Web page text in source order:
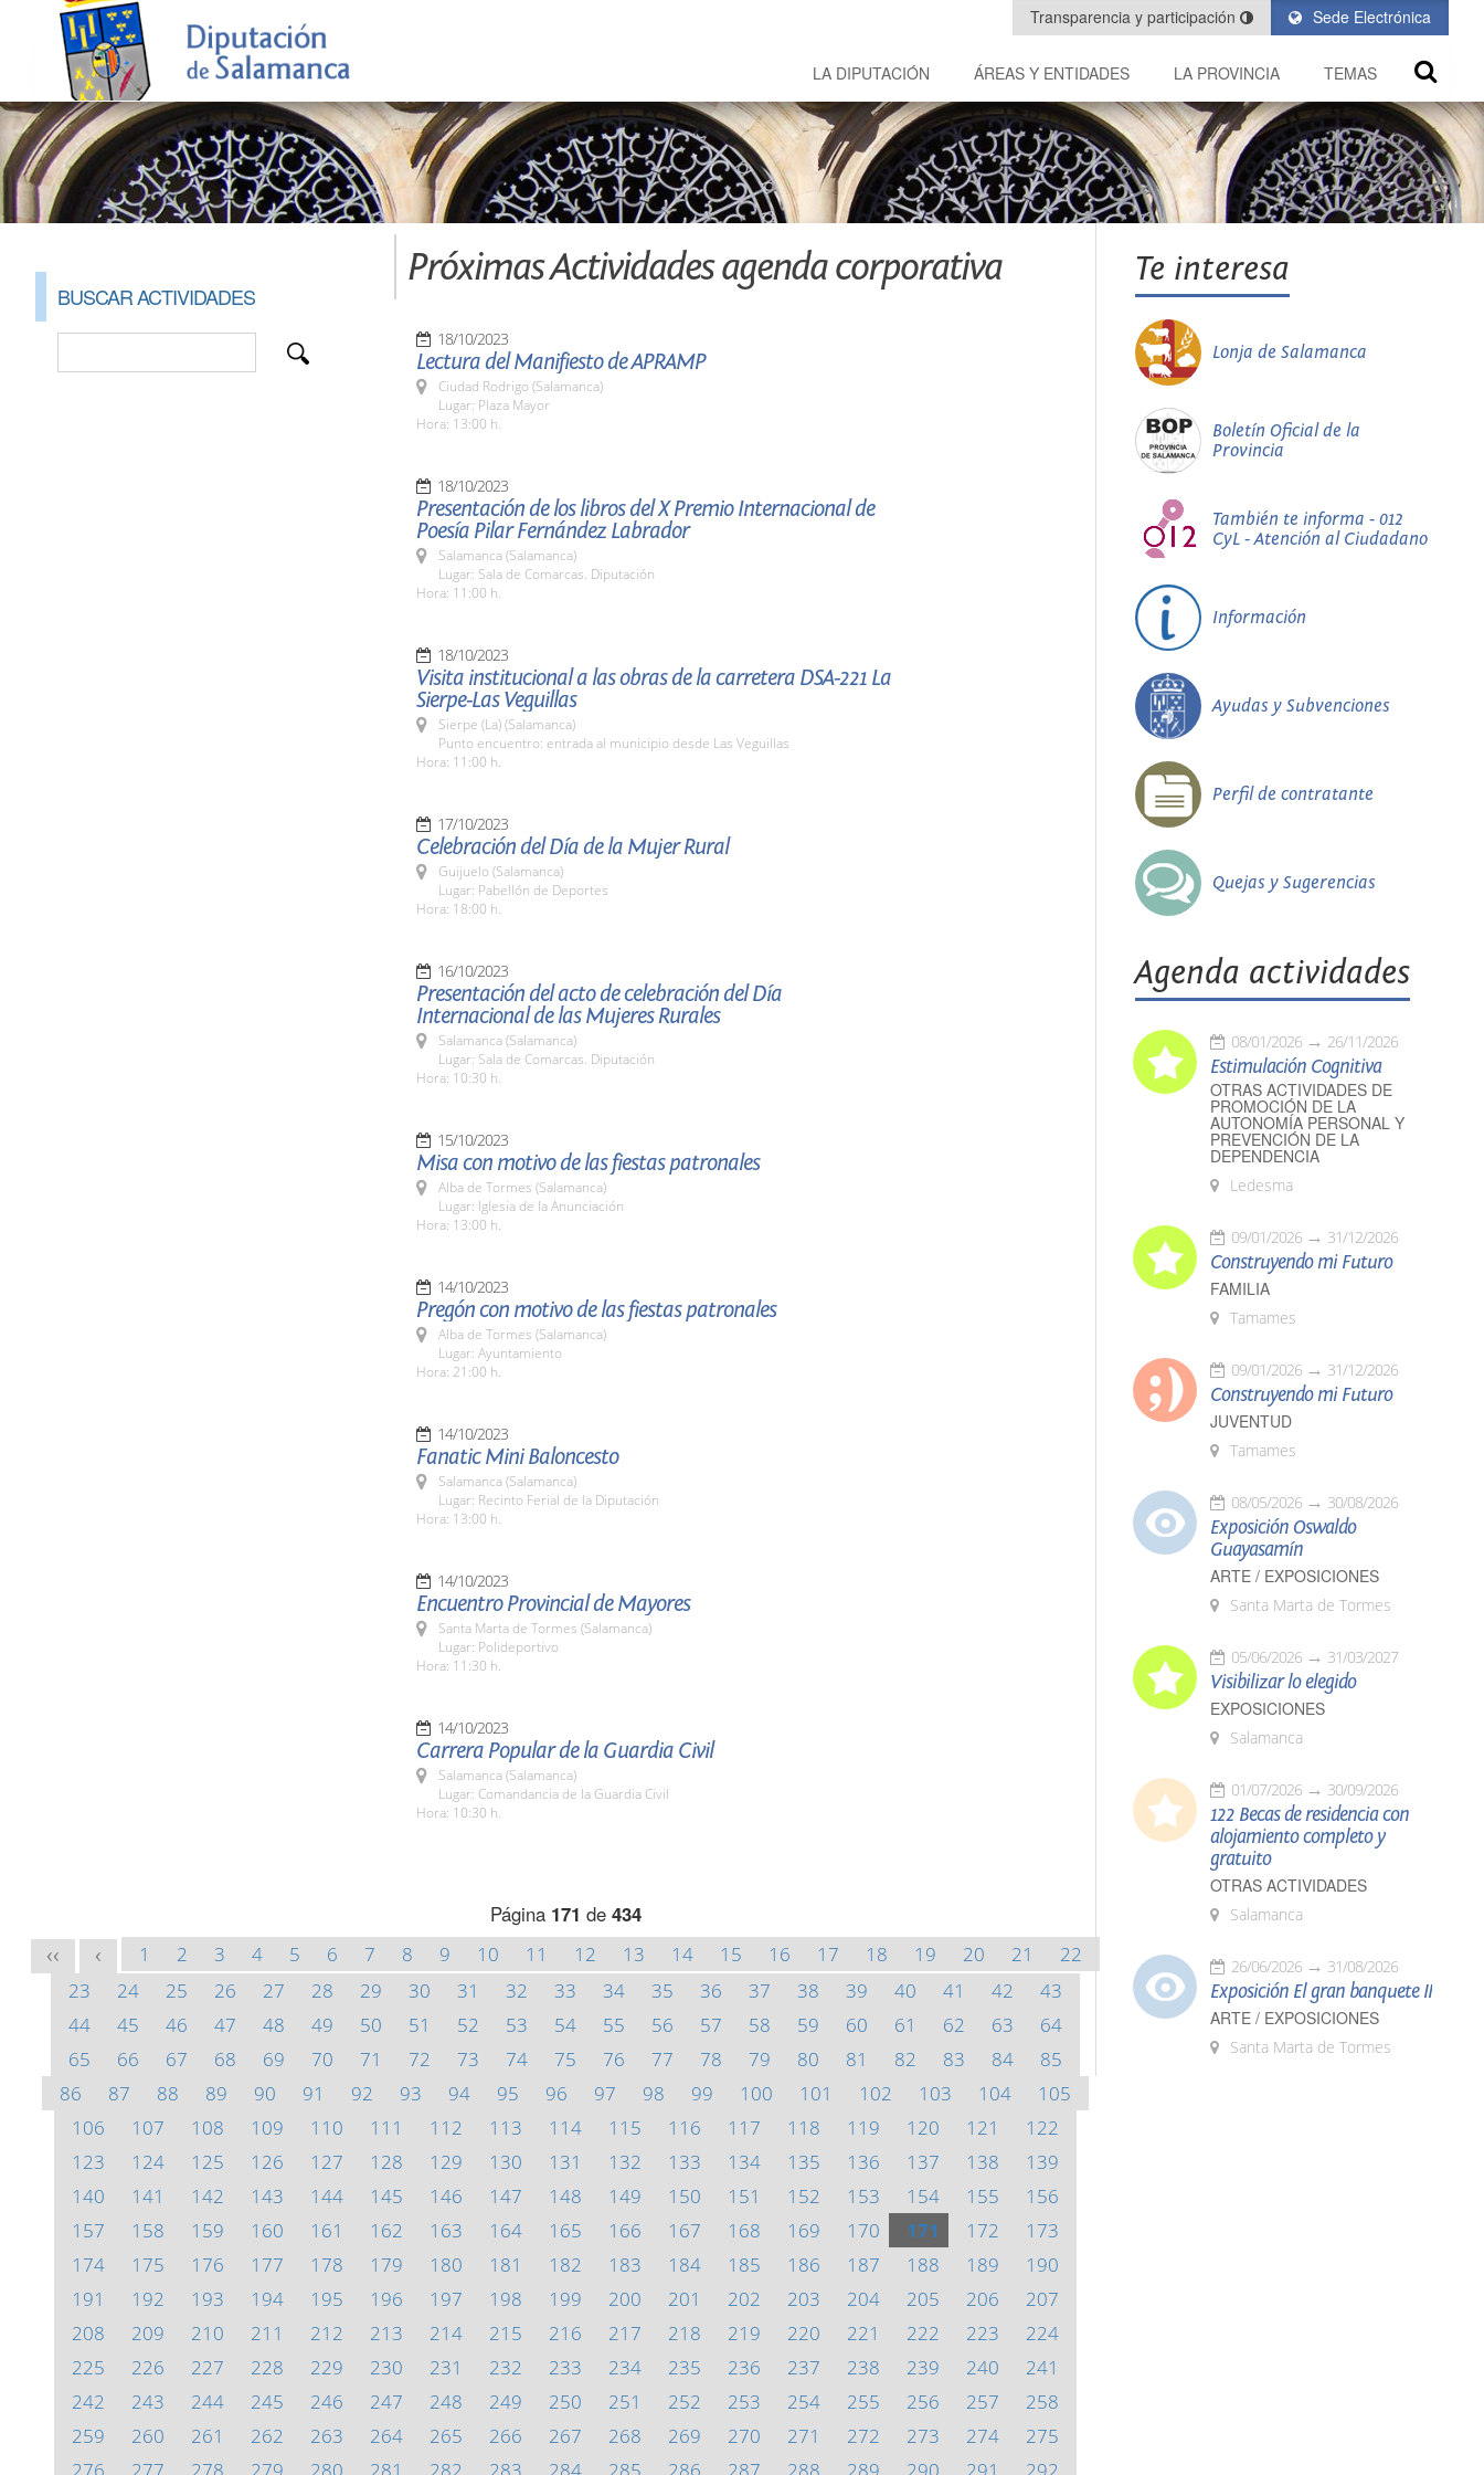
Sede Electrónica
Transparencia y participación
LA DIPUTACIÓN ÁREAS Y ENTIDADES LA PROVINCIA TEMAS
BUSCAR ACTIVIDADES
Próximas Actividades agenda corporativa
18/10/2023
Lectura del Manifiesto de APRAMP
Ciudad Rodrigo (Salamanca)
Lugar: Plaza Mayor
Hora: 13:00 h.
18/10/2023
Presentación de los libros del X Premio Internacional de
Poesía Pilar Fernández Labrador
Salamanca (Salamanca)
Lugar: Sala de Comarcas. Diputación
Hora: 11:00 h.
18/10/2023
Visita institucional a las obras de la carretera DSA-221 La
Sierpe-Las Veguillas
Sierpe (La) (Salamanca)
Punto encuentro: entrada al municipio desde Las Veguillas
Hora: 11:00 h.
17/10/2023
Celebración del Día de la Mujer Rural
Guijuelo (Salamanca)
Lugar: Pabellón de Deportes
Hora: 18:00 h.
16/10/2023
Presentación del acto de celebración del Día
Internacional de las Mujeres Rurales
Salamanca (Salamanca)
Lugar: Sala de Comarcas. Diputación
Hora: 10:30 h.
15/10/2023
Misa con motivo de las fiestas patronales
Alba de Tormes (Salamanca)
Lugar: Iglesia de la Anunciación
Hora: 13:00 h.
14/10/2023
Pregón con motivo de las fiestas patronales
Alba de Tormes (Salamanca)
Lugar: Ayuntamiento
Hora: 21:00 h.
14/10/2023
Fanatic Mini Baloncesto
Salamanca (Salamanca)
Lugar: Recinto Ferial de la Diputación
Hora: 13:00 h.
14/10/2023
Encuentro Provincial de Mayores
Santa Marta de Tormes (Salamanca)
Lugar: Polideportivo
Hora: 11:30 h.
14/10/2023
Carrera Popular de la Guardia Civil
Salamanca (Salamanca)
Lugar: Comandancia de la Guardia Civil
Hora: 10:30 h.
Página 171 de 434
<< < 1 2 3 4 5 6 7 8 9 10 11 12 13 14 15 16 17 18 19 20 21
22
23
24 25 26 27 28 29 30 31 32 33 34 35 36 37 38 39 40 41 42
43
44
45 46 47 48 49 50 51 52 53 54 55 56 57 58 59 60 61 62 63
64
65
66 67 68 69 70 71 72 73 74 75 76 77 78 79 80 81 82 83 84
85
86
87 88 89 90 91 92 93 94 95 96 97 98 99 100 101 102 103 104
105
106
107 108 109 110 111 112 113 114 115 116 117 118 119 120 121
122
123
124 125 126 127 128 129 130 131 132 133 134 135 136 137 138
139
140
141 142 143 144 145 146 147 148 149 150 151 152 153 154 155
156
157
158 159 160 161 162 163 164 165 166 167 168 169 170 171 172
173
174
175 176 177 178 179 180 181 182 183 184 185 186 187 188 189
190
191
192 193 194 195 196 197 198 199 200 201 202 203 204 205 206
207
208
209 210 211 212 213 214 215 216 217 218 219 220 221 222 223
224
225
226 227 228 229 230 231 232 233 234 235 236 237 238 239 240
241
242
243 244 245 246 247 248 249 250 251 252 253 254 255 256 257
258
259
260 261 262 263 264 265 266 267 268 269 270 271 272 273 274
275
Te interesa
Lonja de Salamanca
Boletín Oficial de la
Provincia
También te informa - 012
CyL - Atención al Ciudadano
Información
Ayudas y Subvenciones
Perfil de contratante
Quejas y Sugerencias
Agenda actividades
08/01/2026 26/11/2026
Estimulación Cognitiva
OTRAS ACTIVIDADES DE
PROMOCIÓN DE LA
AUTONOMÍA PERSONAL Y
PREVENCIÓN DE LA
DEPENDENCIA
Ledesma
09/01/2026 31/12/2026
Construyendo mi Futuro
FAMILIA
Tamames
09/01/2026 31/12/2026
Construyendo mi Futuro
JUVENTUD
Tamames
08/05/2026 30/08/2026
Exposición Oswaldo
Guayasamín
ARTE / EXPOSICIONES
Santa Marta de Tormes
05/06/2026 31/03/2027
Visibilizar lo elegido
EXPOSICIONES
Salamanca
01/07/2026 30/09/2026
122 Becas de residencia con
alojamiento completo y
gratuito
OTRAS ACTIVIDADES
Salamanca
26/06/2026 31/08/2026
Exposición El gran banquete II
ARTE / EXPOSICIONES
Santa Marta de Tormes